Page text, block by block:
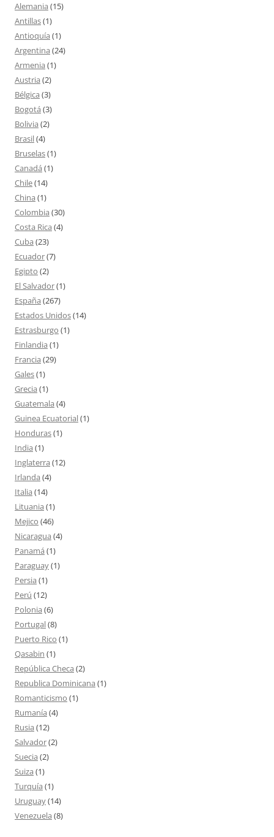
Alemania (15)
Antillas(1)
Antioquía (1)
Argentina (24)
Armenia (1)
Austria (2)
Bélgica (3)
Bogotá (3)
Bolivia (2)
Brasil(4)
Bruselas(1)
Canadá (1)
Chile(14)
China (1)
Colombia (30)
Costa Rica (4)
Cuba (23)
Ecuador(7)
Egipto (2)
El Salvador(1)
España (267)
Estados Unidos(14)
Estrasburgo (1)
Finlandia (1)
Francia (29)
Gales(1)
Grecia (1)
Guatemala (4)
Guinea Ecuatorial(1)
Honduras(1)
India (1)
Inglaterra (12)
Irlanda (4)
Italia (14)
Lituania (1)
Mejico (46)
Nicaragua (4)
Panamá (1)
Paraguay(1)
Persia (1)
Perú (12)
Polonia (6)
Portugal(8)
Puerto Rico (1)
Qasabin (1)
República Checa (2)
Republica Dominicana (1)
Romanticismo (1)
Rumanía (4)
Rusia (12)
Salvador(2)
Suecia (2)
Suiza (1)
Turquía (1)
Uruguay(14)
Venezuela (8)